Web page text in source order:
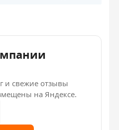
и свежие отзывы
на Яндексе.